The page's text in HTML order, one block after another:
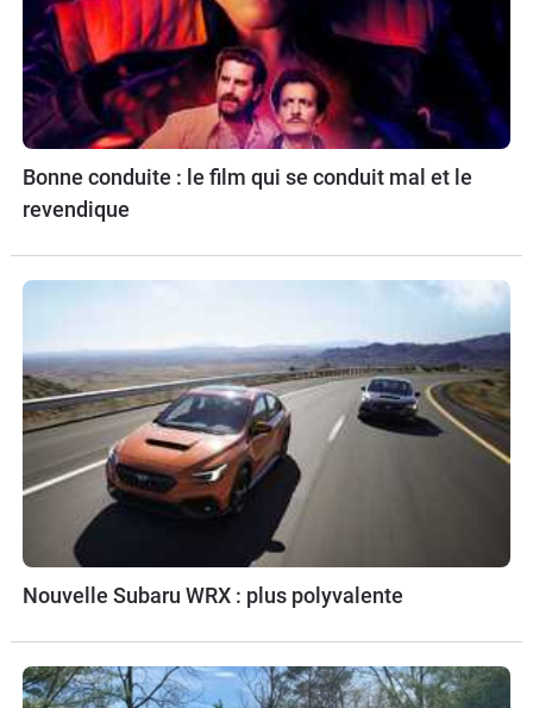
Bonne conduite : le film qui se conduit mal et le
revendique
Nouvelle Subaru WRX : plus polyvalente